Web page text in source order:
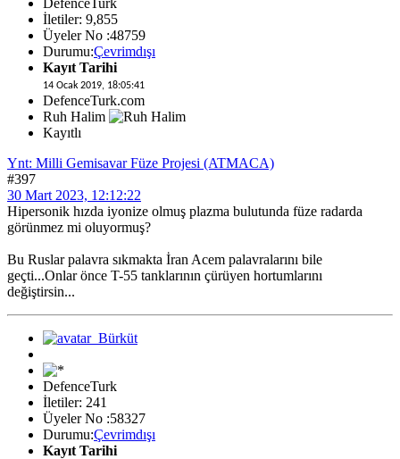
İletiler: 9,855
Üyeler No :48759
Durumu:Çevrimdışı
Kayıt Tarihi
14 Ocak 2019, 18:05:41
DefenceTurk.com
Ruh Halim
Kayıtlı
Ynt: Milli Gemisavar Füze Projesi (ATMACA)
#397
30 Mart 2023, 12:12:22
Hipersonik hızda iyonize olmuş plazma bulutunda füze radarda
görünmez mi oluyormuş?
Bu Ruslar palavra sıkmakta İran Acem palavralarını bile
geçti...Onlar önce T-55 tanklarının çürüyen hortumlarını
değiştirsin...
DefenceTurk
İletiler: 241
Üyeler No :58327
Durumu:Çevrimdışı
Kayıt Tarihi